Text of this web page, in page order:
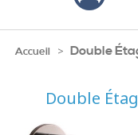
Accueil > Double
Double